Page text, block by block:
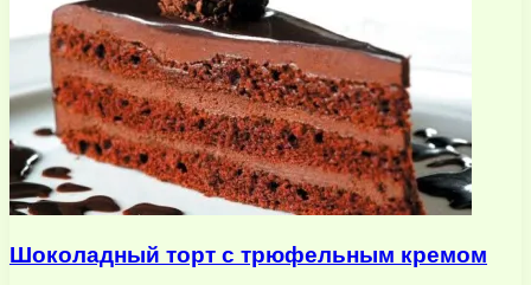
Шоколадный торт с трюфельным кремом